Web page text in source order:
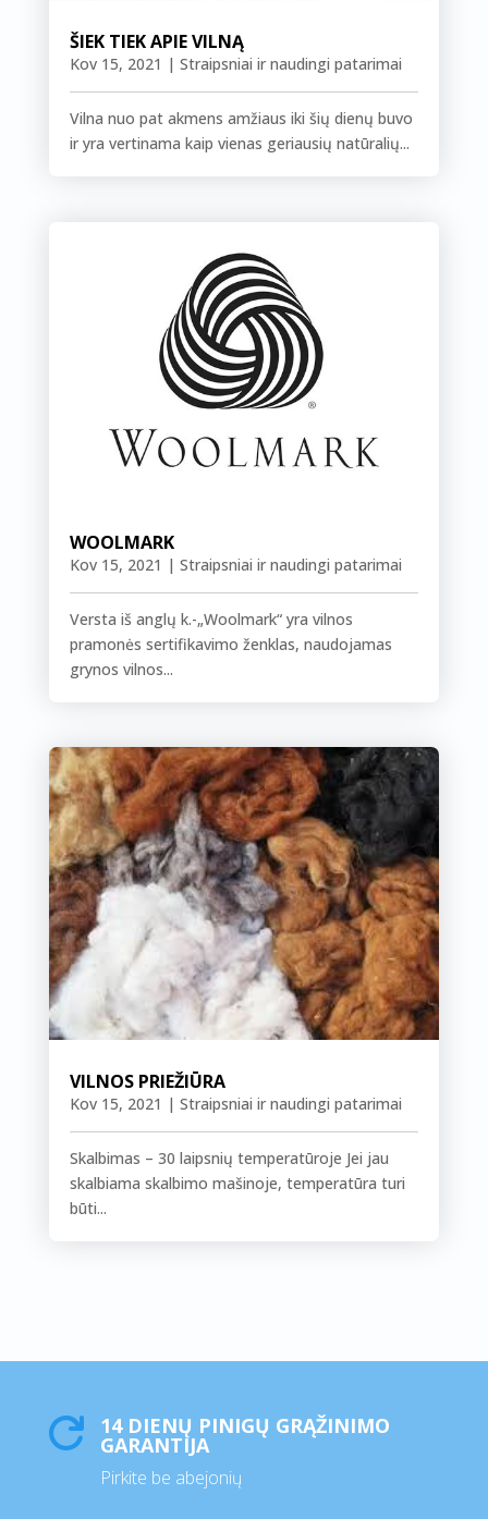
ŠIEK TIEK APIE VILNĄ
Kov 15, 2021 | Straipsniai ir naudingi patarimai
Vilna nuo pat akmens amžiaus iki šių dienų buvo
ir yra vertinama kaip vienas geriausių natūralių...
WOOLMARK
Kov 15, 2021 | Straipsniai ir naudingi patarimai
Versta iš anglų k.-„Woolmark“ yra vilnos
pramonės sertifikavimo ženklas, naudojamas
grynos vilnos...
VILNOS PRIEŽIŪRA
Kov 15, 2021 | Straipsniai ir naudingi patarimai
Skalbimas – 30 laipsnių temperatūroje Jei jau
skalbiama skalbimo mašinoje, temperatūra turi
būti...
 14 DIENŲ PINIGŲ GRĄŽINIMO
GARANTIJA
Pirkite be abejonių